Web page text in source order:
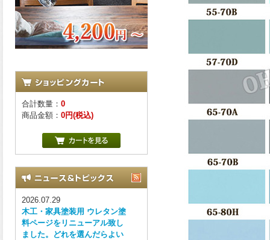
合計数量： 0
商品金額： 0円(税込)
2026.07.29
木工・家具塗装用 ウレタン塗
料ページをリニューアル致し
ました。どれを選んだらよい